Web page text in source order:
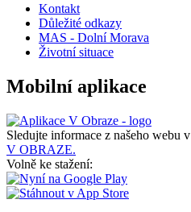
Kontakt
Důležité odkazy
MAS - Dolní Morava
Životní situace
Mobilní aplikace
Sledujte informace z našeho webu v
V OBRAZE.
Volně ke stažení: